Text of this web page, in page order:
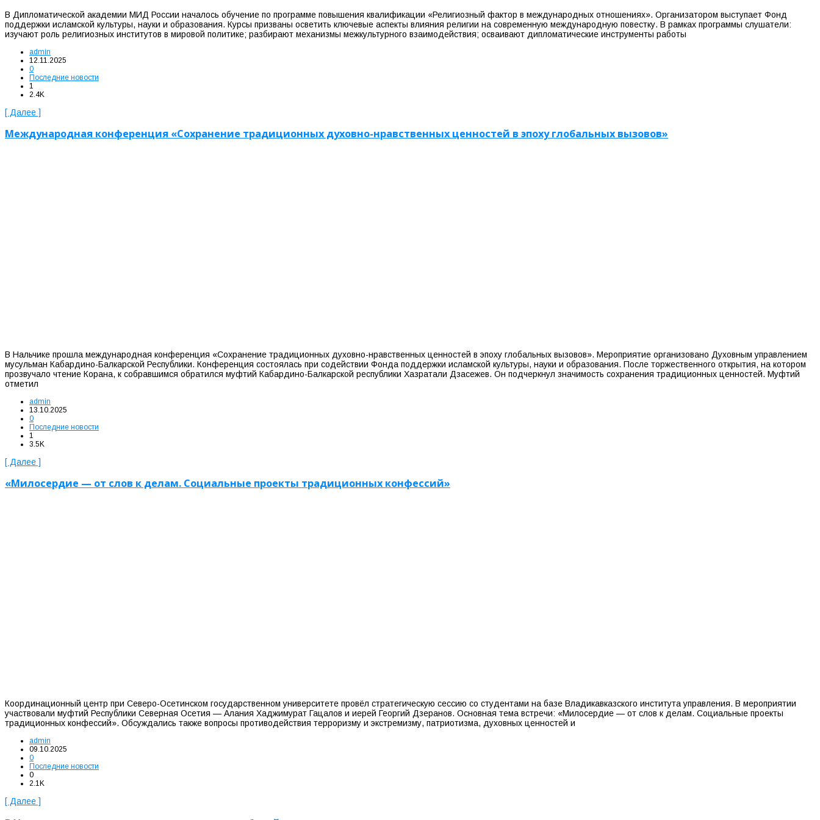
В Дипломатической академии МИД России началось обучение по программе повышения квалификации «Религиозный фактор в международных отношениях». Организатором выступает Фонд
поддержки исламской культуры, науки и образования. Курсы призваны осветить ключевые аспекты влияния религии на современную международную повестку. В рамках программы слушатели:
изучают роль религиозных институтов в мировой политике; разбирают механизмы межкультурного взаимодействия; осваивают дипломатические инструменты работы
admin
12.11.2025
0
Последние новости
1
2.4K
[ Далее ]
Международная конференция «Сохранение традиционных духовно-нравственных ценностей в эпоху глобальных вызовов»
В Нальчике прошла международная конференция «Сохранение традиционных духовно-нравственных ценностей в эпоху глобальных вызовов». Мероприятие организовано Духовным управлением
мусульман Кабардино-Балкарской Республики. Конференция состоялась при содействии Фонда поддержки исламской культуры, науки и образования. После торжественного открытия, на котором
прозвучало чтение Корана, к собравшимся обратился муфтий Кабардино-Балкарской республики Хазратали Дзасежев. Он подчеркнул значимость сохранения традиционных ценностей. Муфтий
отметил
admin
13.10.2025
0
Последние новости
1
3.5K
[ Далее ]
«Милосердие — от слов к делам. Социальные проекты традиционных конфессий»
Координационный центр при Северо-Осетинском государственном университете провёл стратегическую сессию со студентами на базе Владикавказского института управления. В мероприятии
участвовали муфтий Республики Северная Осетия — Алания Хаджимурат Гацалов и иерей Георгий Дзеранов. Основная тема встречи: «Милосердие — от слов к делам. Социальные проекты
традиционных конфессий». Обсуждались также вопросы противодействия терроризму и экстремизму, патриотизма, духовных ценностей и
admin
09.10.2025
0
Последние новости
0
2.1K
[ Далее ]